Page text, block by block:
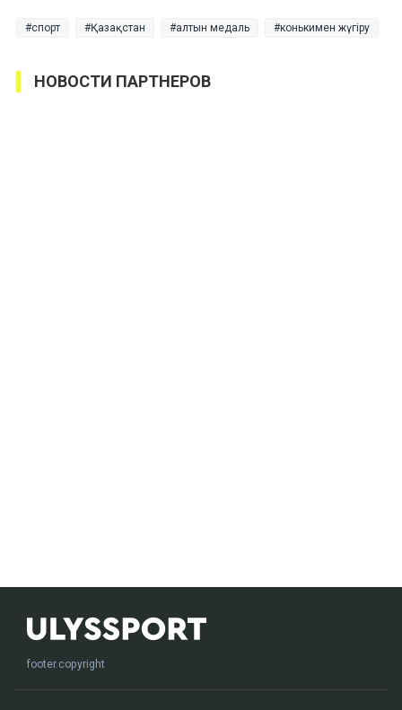
спорт Қазақстан алтын медаль конькимен жүгіру
НОВОСТИ ПАРТНЕРОВ
footer.copyright